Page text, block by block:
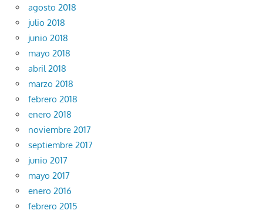
agosto 2018
julio 2018
junio 2018
mayo 2018
abril 2018
marzo 2018
febrero 2018
enero 2018
noviembre 2017
septiembre 2017
junio 2017
mayo 2017
enero 2016
febrero 2015